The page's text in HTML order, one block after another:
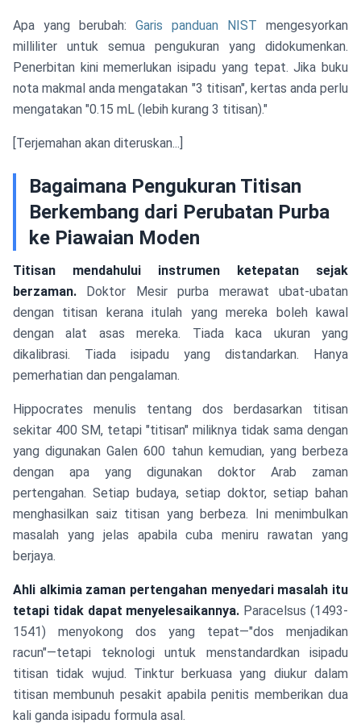
Apa yang berubah: Garis panduan NIST mengesyorkan
milliliter untuk semua pengukuran yang didokumenkan.
Penerbitan kini memerlukan isipadu yang tepat. Jika buku
nota makmal anda mengatakan "3 titisan", kertas anda perlu
mengatakan "0.15 mL (lebih kurang 3 titisan)."
[Terjemahan akan diteruskan...]
Bagaimana Pengukuran Titisan
Berkembang dari Perubatan Purba
ke Piawaian Moden
Titisan mendahului instrumen ketepatan sejak
berzaman. Doktor Mesir purba merawat ubat-ubatan
dengan titisan kerana itulah yang mereka boleh kawal
dengan alat asas mereka. Tiada kaca ukuran yang
dikalibrasi. Tiada isipadu yang distandarkan. Hanya
pemerhatian dan pengalaman.
Hippocrates menulis tentang dos berdasarkan titisan
sekitar 400 SM, tetapi "titisan" miliknya tidak sama dengan
yang digunakan Galen 600 tahun kemudian, yang berbeza
dengan apa yang digunakan doktor Arab zaman
pertengahan. Setiap budaya, setiap doktor, setiap bahan
menghasilkan saiz titisan yang berbeza. Ini menimbulkan
masalah yang jelas apabila cuba meniru rawatan yang
berjaya.
Ahli alkimia zaman pertengahan menyedari masalah itu
tetapi tidak dapat menyelesaikannya. Paracelsus (1493-
1541) menyokong dos yang tepat—"dos menjadikan
racun"—tetapi teknologi untuk menstandardkan isipadu
titisan tidak wujud. Tinktur berkuasa yang diukur dalam
titisan membunuh pesakit apabila penitis memberikan dua
kali ganda isipadu formula asal.